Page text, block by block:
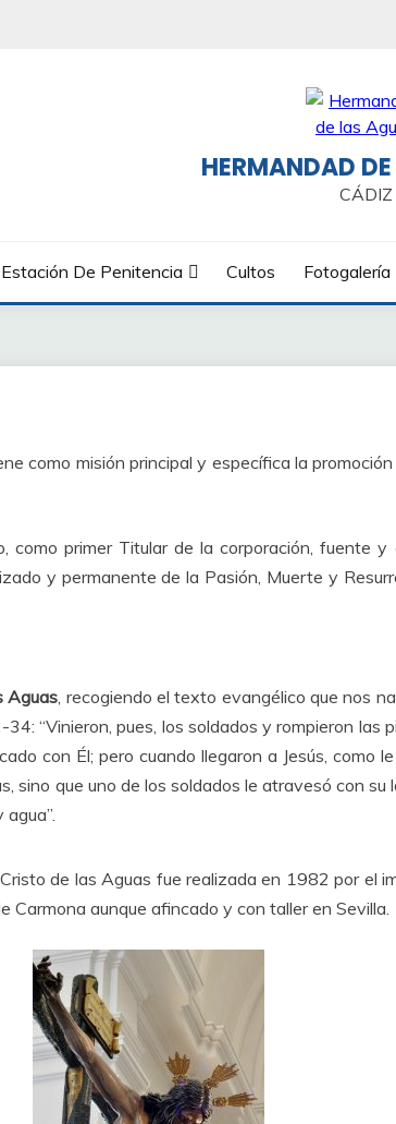
HERMANDAD
CÁDIZ
Estación De Penitencia Cultos Fotogalería
como misión principal y específica la
como primer Titular de la corporación, fuente y
y permanente de la Pasión, Muerte y
Aguas, recogiendo el texto evangélico que nos
“Vinieron, pues, los soldados y rompieron las
con Él; pero cuando llegaron a Jesús, como
sino que uno de los soldados le atravesó con su
de las Aguas fue realizada en 1982 por el
Carmona aunque afincado y con taller en Sevilla.